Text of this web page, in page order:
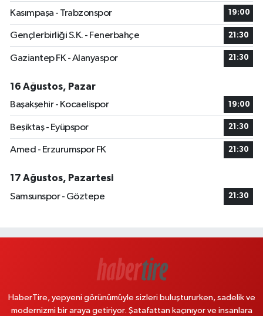
Kasımpaşa - Trabzonspor 19:00
Gençlerbirliği S.K. - Fenerbahçe 21:30
Gaziantep FK - Alanyaspor 21:30
16 Ağustos, Pazar
Başakşehir - Kocaelispor
19:00
Beşiktaş - Eyüpspor 21:30
Amed - Erzurumspor FK 21:30
17 Ağustos, Pazartesi
Samsunspor - Göztepe
21:30
HaberTire, yepyeni görünümüyle sizleri buluştururken, sadelik ve
modernizmi bir araya getiriyor. Şatafattan kaçınıyor ve insanlara